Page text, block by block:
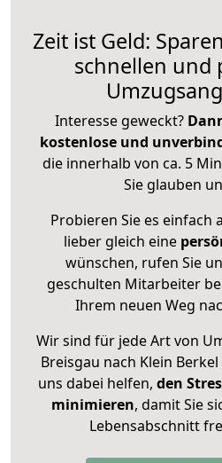
Zeit ist Geld:
schnellen und
Interesse geweckt?
kostenlose und
die innerhalb von ca. 5
Sie glauben
Probieren Sie es einfach
lieber gleich eine
wünschen, rufen Sie
geschulten Mitarbeiter
Ihrem neuen Weg
Wir sind für jede Art von
Breisgau nach Klein
uns dabei helfen, den
minimieren, damit Sie
Lebensabschnitt